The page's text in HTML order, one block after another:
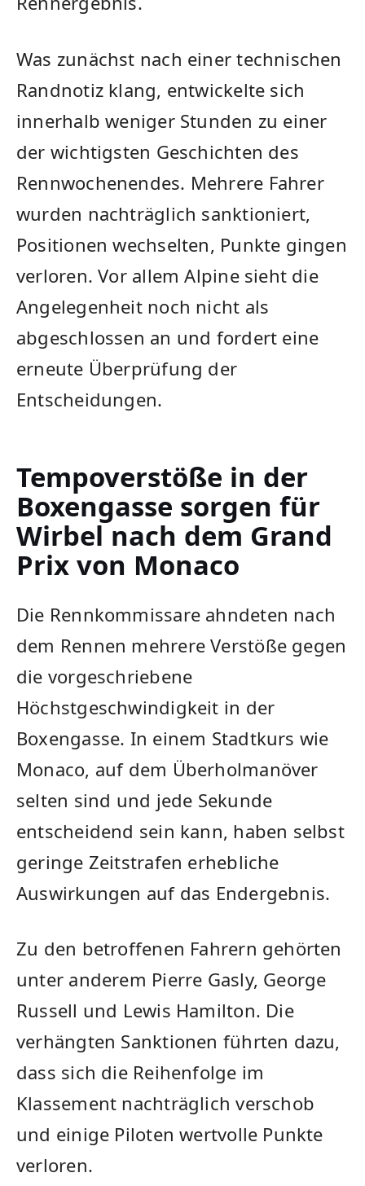
Was zunächst nach einer technischen
Randnotiz klang, entwickelte sich
innerhalb weniger Stunden zu einer
der wichtigsten Geschichten des
Rennwochenendes. Mehrere Fahrer
wurden nachträglich sanktioniert,
Positionen wechselten, Punkte gingen
verloren. Vor allem Alpine sieht die
Angelegenheit noch nicht als
abgeschlossen an und fordert eine
erneute Überprüfung der
Entscheidungen.
Tempoverstöße in der
Boxengasse sorgen für
Wirbel nach dem Grand
Prix von Monaco
Die Rennkommissare ahndeten nach
dem Rennen mehrere Verstöße gegen
die vorgeschriebene
Höchstgeschwindigkeit in der
Boxengasse. In einem Stadtkurs wie
Monaco, auf dem Überholmanöver
selten sind und jede Sekunde
entscheidend sein kann, haben selbst
geringe Zeitstrafen erhebliche
Auswirkungen auf das Endergebnis.
Zu den betroffenen Fahrern gehörten
unter anderem Pierre Gasly, George
Russell und Lewis Hamilton. Die
verhängten Sanktionen führten dazu,
dass sich die Reihenfolge im
Klassement nachträglich verschob
und einige Piloten wertvolle Punkte
verloren.